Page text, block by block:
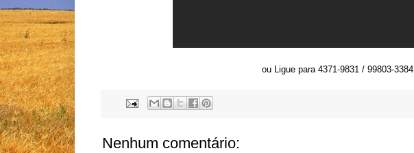
ou Ligue para 4371-9831 / 99803-3384
Nenhum comentário: